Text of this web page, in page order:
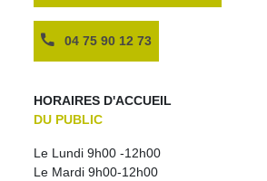
04 75 90 12 73
HORAIRES D'ACCUEIL
DU PUBLIC
Le Lundi 9h00 -12h00
Le Mardi 9h00-12h00